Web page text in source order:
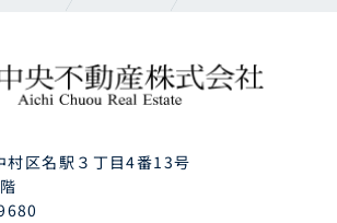
村区名駅３丁目4番13号